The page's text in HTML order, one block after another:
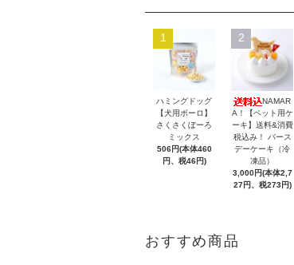
1
ハミングドッグ
【犬用ボーロ】
さくさくぼーろ
ミックス
506円(本体460
円、税46円)
2
NAMAR
A！【ペット用ケ
ーキ】送料&消費
税込み！ バース
デーケーキ（冷
凍品）
3,000円(本体2,7
27円、税273円)
おすすめ商品